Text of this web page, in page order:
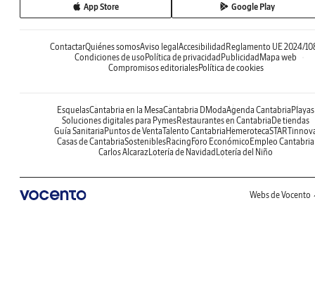
App Store Google Play
ContactarQuiénes somosAviso legal Accesibilidad Reglamento UE 2024/
Condiciones de uso Política de privacidad Publicidad Mapa web
Compromisos editorialesPolítica de cookies
EsquelasCantabria en la MesaCantabria DModaAgenda Cantabria Playas
Soluciones digitales para PymesRestaurantes en Cantabria De tiendas
Guía Sanitaria Puntos de VentaTalento Cantabria Hemeroteca
Casas de CantabriaSosteniblesRacing Foro Económico Empleo Cantabria
Carlos AlcarazLotería de Navidad Lotería del Niño
Webs de Vocento